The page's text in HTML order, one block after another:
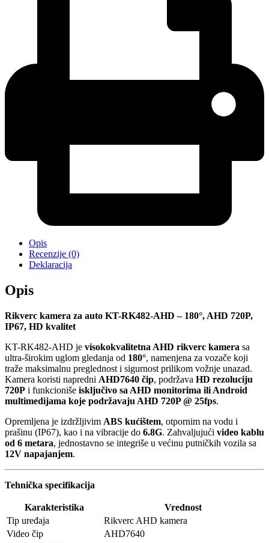
Opis
Recenzije (0)
Deklaracija
Opis
Rikverc kamera za auto KT-RK482-AHD – 180°, AHD 720P,
IP67, HD kvalitet
KT-RK482-AHD je visokokvalitetna AHD rikverc kamera sa
ultra-širokim uglom gledanja od 180°, namenjena za vozače koji
traže maksimalnu preglednost i sigurnost prilikom vožnje unazad.
Kamera koristi napredni AHD7640 čip, podržava HD rezoluciju
720P i funkcioniše isključivo sa AHD monitorima ili Android
multimedijama koje podržavaju AHD 720P @ 25fps.
Opremljena je izdržljivim ABS kućištem, otpornim na vodu i
prašinu (IP67), kao i na vibracije do 6.8G. Zahvaljujući video kablu
od 6 metara, jednostavno se integriše u većinu putničkih vozila sa
12V napajanjem.
Tehnička specifikacija
Karakteristika
Vrednost
Tip uređaja
Rikverc AHD kamera
Video čip
AHD7640